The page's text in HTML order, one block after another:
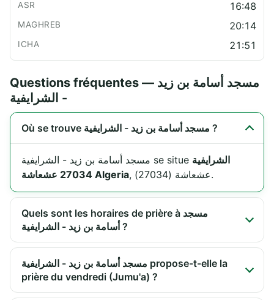
16:48
20:14
21:51
Questions fréquentes — مسجد أسامة بن زيد
- الشرايفية
Où se trouve مسجد أسامة بن زيد - الشرايفية ?
مسجد أسامة بن زيد - الشرايفية se situe الشرايفية
27034 عشعاشة Algeria
, عشعاشة (27034).
Quels sont les horaires de prière à مسجد
أسامة بن زيد - الشرايفية ?
مسجد أسامة بن زيد - الشرايفية propose-t-elle la
prière du vendredi (Jumu'a) ?